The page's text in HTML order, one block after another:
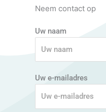
Neem contact op
Uw naam
Uw e-mailadres